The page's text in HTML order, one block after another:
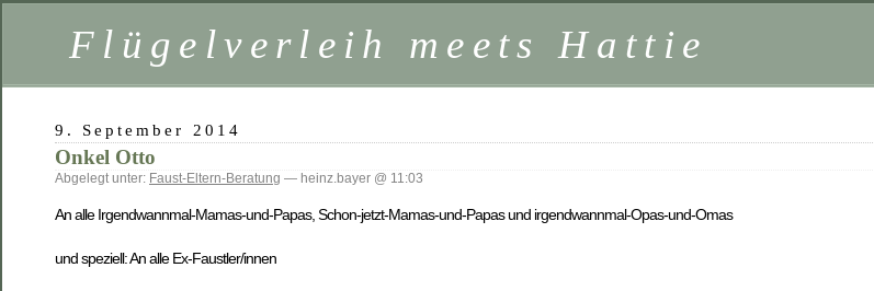
Flügelverleih meets Hattie
9. September 2014
Onkel Otto
Abgelegt unter: Faust-Eltern-Beratung — heinz.bayer @ 11:03
An alle Irgendwannmal-Mamas-und-Papas, Schon-jetzt-Mamas-und-Papas und irgendwannmal-Opas-und-Omas
und speziell: An alle Ex-Faustler/innen